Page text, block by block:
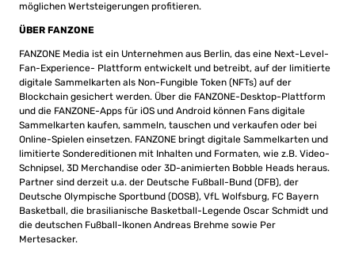
möglichen Wertsteigerungen profitieren.
ÜBER FANZONE
FANZONE Media ist ein Unternehmen aus Berlin, das eine Next-Level-
Fan-Experience- Plattform entwickelt und betreibt, auf der limitierte
digitale Sammelkarten als Non-Fungible Token (NFTs) auf der
Blockchain gesichert werden. Über die FANZONE-Desktop-Plattform
und die FANZONE-Apps für iOS und Android können Fans digitale
Sammelkarten kaufen, sammeln, tauschen und verkaufen oder bei
Online-Spielen einsetzen. FANZONE bringt digitale Sammelkarten und
limitierte Sondereditionen mit Inhalten und Formaten, wie z.B. Video-
Schnipsel, 3D Merchandise oder 3D-animierten Bobble Heads heraus.
Partner sind derzeit u.a. der Deutsche Fußball-Bund (DFB), der
Deutsche Olympische Sportbund (DOSB), VfL Wolfsburg, FC Bayern
Basketball, die brasilianische Basketball-Legende Oscar Schmidt und
die deutschen Fußball-Ikonen Andreas Brehme sowie Per
Mertesacker.